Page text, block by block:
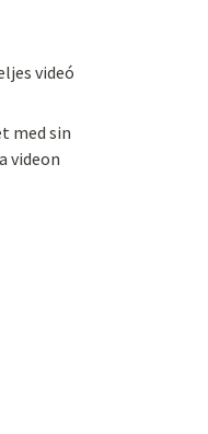
videó
med sin
videon